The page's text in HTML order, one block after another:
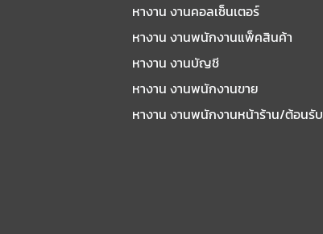
หางาน งานคอลเซ็นเตอร์
หางาน งานพนักงานแพ็คสินค้า
หางาน งานบัญชี
หางาน งานพนักงานขาย
หางาน งานพนักงานหน้าร้าน/ต้อนรับ